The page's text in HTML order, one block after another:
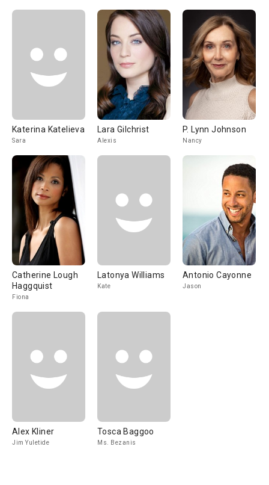
Katerina Katelieva
Sara
Lara Gilchrist
Alexis
P. Lynn Johnson
Nancy
Catherine Lough
Haggquist
Fiona
Latonya Williams
Kate
Antonio Cayonne
Jason
Alex Kliner
Jim Yuletide
Tosca Baggoo
Ms. Bezanis